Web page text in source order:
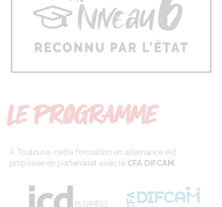
LE PROGRAMME
À Toulouse, cette formation en alternance est
proposée en partenariat avec le CFA DIFCAM.